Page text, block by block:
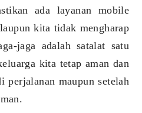
ada layanan mobile
kita tidak mengharap
jaga adalah satalat satu
kita tetap aman dan
perjalanan maupun setelah